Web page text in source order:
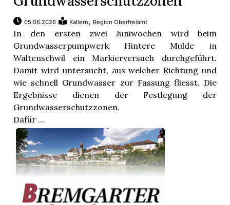
05.06.2026 Kallern, Region Oberfreiamt
In den ersten zwei Juniwochen wird beim
Grundwasserpumpwerk Hintere Mulde in
Waltenschwil ein Markierversuch durchgeführt.
Damit wird untersucht, aus welcher Richtung und
wie schnell Grundwasser zur Fassung fliesst. Die
Ergebnisse dienen der Festlegung der
Grundwasserschutzzonen.
Dafür ...